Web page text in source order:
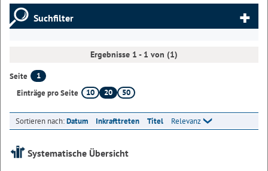
Suchfilter
Ergebnisse 1 - 1 von (1)
Seite
1
Einträge pro Seite
10 20 50
Sortieren nach:Datum Inkrafttreten Titel Relevanz
Systematische Übersicht